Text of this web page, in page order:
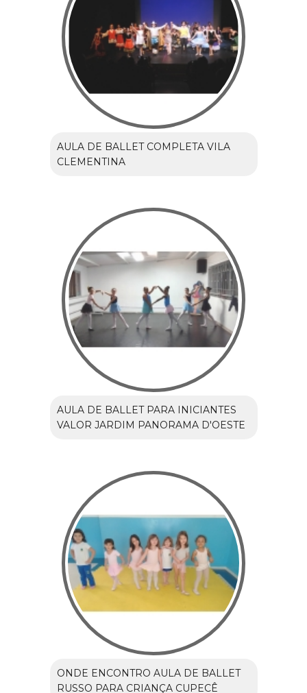
AULA DE BALLET COMPLETA VILA
CLEMENTINA
AULA DE BALLET PARA INICIANTES
VALOR JARDIM PANORAMA D'OESTE
ONDE ENCONTRO AULA DE BALLET
RUSSO PARA CRIANÇA CUPECÊ